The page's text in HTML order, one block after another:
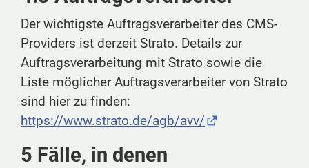
Der wichtigste Auftragsverarbeiter des CMS-
Providers ist derzeit Strato. Details zur
Auftragsverarbeitung mit Strato sowie die
Liste möglicher Auftragsverarbeiter von Strato
sind hier zu finden:
https://www.strato.de/agb/avv/
5 Fälle, in denen